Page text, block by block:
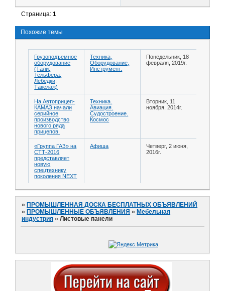
Страница:1
Похожие темы
Грузоподъемное
оборудование
(Тали;
Тельфера;
Лебедки;
Такелаж)
Техника,
Оборудование,
Инструмент.
Понедельник, 18
февраля, 2019г.
На Автоприцеп-
КАМАЗ начали
серийное
производство
нового ряда
прицепов.
Техника.
Авиация.
Судостроение.
Космос
Вторник, 11
ноября, 2014г.
«Группа ГАЗ» на
СТТ-2016
представляет
новую
спецтехнику
поколения NEXT
Афиша
Четверг, 2 июня,
2016г.
» ПРОМЫШЛЕННАЯ ДОСКА БЕСПЛАТНЫХ ОБЪЯВЛЕНИЙ
» ПРОМЫШЛЕННЫЕ ОБЪЯВЛЕНИЯ » Мебельная
индустрия »Листовые панели